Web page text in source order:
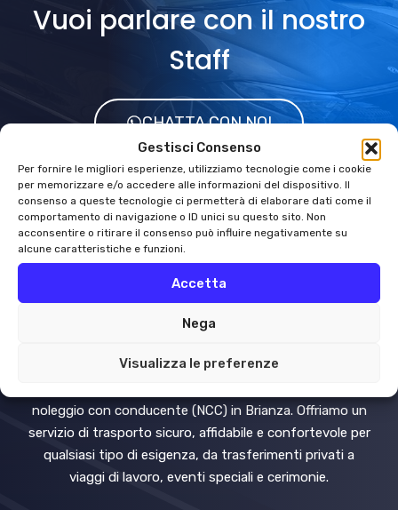
Gestisci Consenso
Per fornire le migliori esperienze, utilizziamo tecnologie come i cookie
per memorizzare e/o accedere alle informazioni del dispositivo. Il
consenso a queste tecnologie ci permetterà di elaborare dati come il
comportamento di navigazione o ID unici su questo sito. Non
acconsentire o ritirare il consenso può influire negativamente su
alcune caratteristiche e funzioni.
Accetta
Nega
Visualizza le preferenze
Vuoi parlare con il nostro
Staff
CHATTA CON NOI
NCC MONZA BRIANZA
noleggio con conducente (NCC) in Brianza. Offriamo un
servizio di trasporto sicuro, affidabile e confortevole per
qualsiasi tipo di esigenza, da trasferimenti privati a
viaggi di lavoro, eventi speciali e cerimonie.